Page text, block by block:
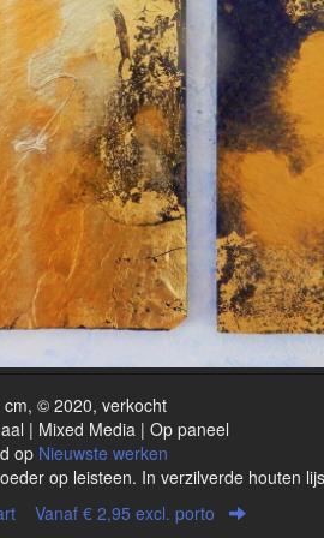
cm, © 2020, verkocht
| Mixed Media | Op paneel
op Nieuwste werken
op leisteen. In verzilverde houten
Vanaf € 2,95 excl. porto